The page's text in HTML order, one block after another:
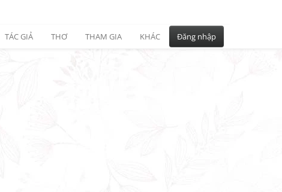
TÁC GIẢ THƠ THAM GIA KHÁC Đăng nhập